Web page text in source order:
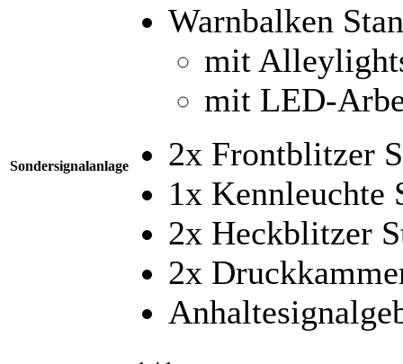
Sondersignalanlage
Warnbalken
mit
mit LED-
2x Frontblitzer
1x Kennleuchte
2x Heckblitzer
2x